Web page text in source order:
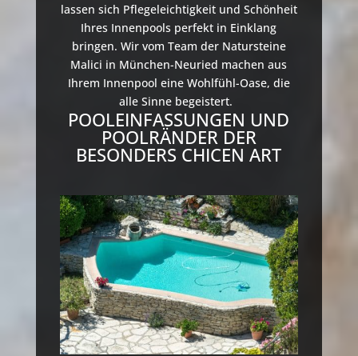
lassen sich Pflegeleichtigkeit und Schönheit
Ihres Innenpools perfekt in Einklang
bringen. Wir vom Team der Natursteine
Malici in München-Neuried machen aus
Ihrem Innenpool eine Wohlfühl-Oase, die
alle Sinne begeistert.
POOLEINFASSUNGEN UND
POOLRÄNDER DER
BESONDERS CHICEN ART